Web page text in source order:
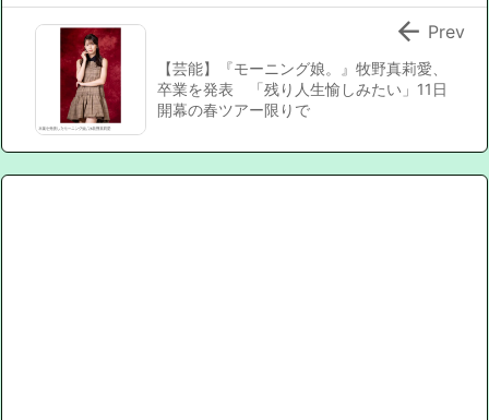
【芸能】『モーニング娘。』牧野真莉愛、
卒業を発表 「残り人生愉しみたい」11日
開幕の春ツアー限りで
 Prev